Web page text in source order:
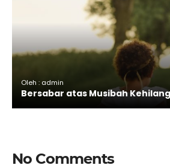
Oleh : admin
Bersabar atas Musibah
No Comments